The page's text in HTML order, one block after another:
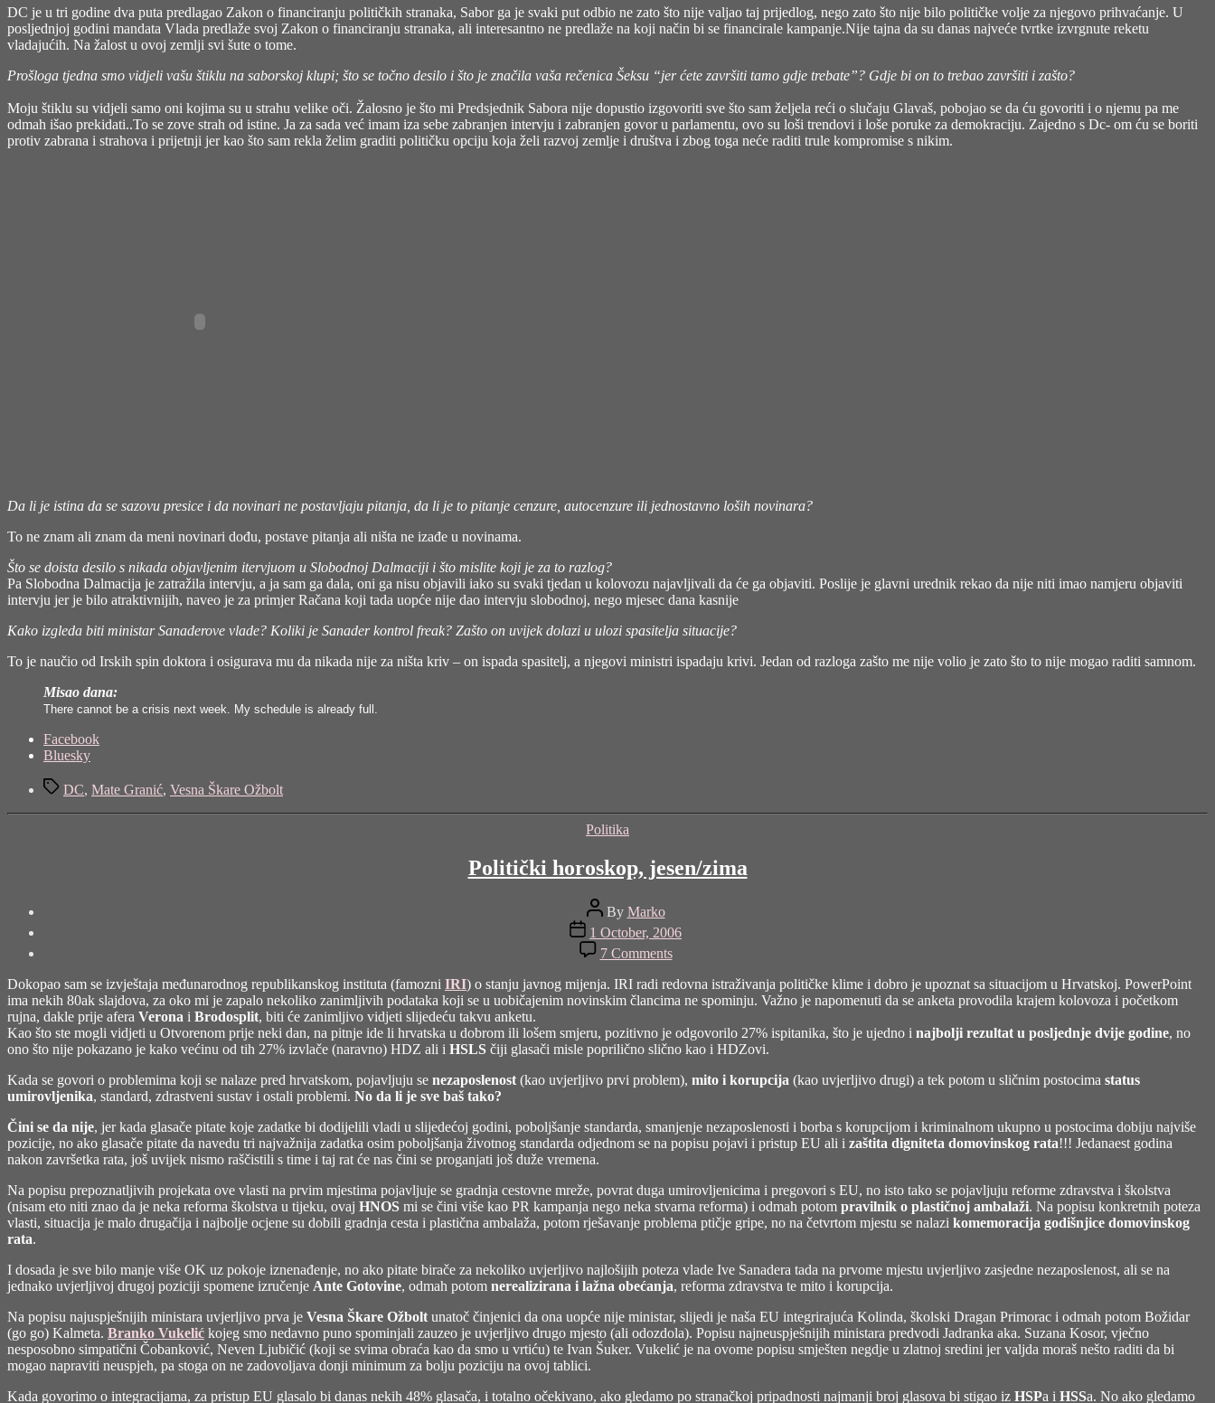
DC je u tri godine dva puta predlagao Zakon o financiranju političkih stranaka, Sabor ga je svaki put odbio ne zato što nije valjao taj prijedlog, nego zato što nije bilo političke volje za njegovo prihvaćanje. U
posljednjoj godini mandata Vlada predlaže svoj Zakon o financiranju stranaka, ali interesantno ne predlaže na koji način bi se financirale kampanje.Nije tajna da su danas najveće tvrtke izvrgnute reketu
vladajućih. Na žalost u ovoj zemlji svi šute o tome.
Prošloga tjedna smo vidjeli vašu štiklu na saborskoj klupi; što se točno desilo i što je značila vaša rečenica Šeksu “jer ćete završiti tamo gdje trebate”? Gdje bi on to trebao završiti i zašto?
Moju štiklu su vidjeli samo oni kojima su u strahu velike oči. Žalosno je što mi Predsjednik Sabora nije dopustio izgovoriti sve što sam željela reći o slučaju Glavaš, pobojao se da ću govoriti i o njemu pa me
odmah išao prekidati..To se zove strah od istine. Ja za sada već imam iza sebe zabranjen intervju i zabranjen govor u parlamentu, ovo su loši trendovi i loše poruke za demokraciju. Zajedno s Dc- om ću se boriti
protiv zabrana i strahova i prijetnji jer kao što sam rekla želim graditi političku opciju koja želi razvoj zemlje i društva i zbog toga neće raditi trule kompromise s nikim.
Da li je istina da se sazovu presice i da novinari ne postavljaju pitanja, da li je to pitanje cenzure, autocenzure ili jednostavno loših novinara?
To ne znam ali znam da meni novinari dođu, postave pitanja ali ništa ne izađe u novinama.
Što se doista desilo s nikada objavljenim itervjuom u Slobodnoj Dalmaciji i što mislite koji je za to razlog?
Pa Slobodna Dalmacija je zatražila intervju, a ja sam ga dala, oni ga nisu objavili iako su svaki tjedan u kolovozu najavljivali da će ga objaviti. Poslije je glavni urednik rekao da nije niti imao namjeru objaviti
intervju jer je bilo atraktivnijih, naveo je za primjer Račana koji tada uopće nije dao intervju slobodnoj, nego mjesec dana kasnije
Kako izgleda biti ministar Sanaderove vlade? Koliki je Sanader kontrol freak? Zašto on uvijek dolazi u ulozi spasitelja situacije?
To je naučio od Irskih spin doktora i osigurava mu da nikada nije za ništa kriv – on ispada spasitelj, a njegovi ministri ispadaju krivi. Jedan od razloga zašto me nije volio je zato što to nije mogao raditi samnom.
Misao dana:
There cannot be a crisis next week. My schedule is already full.
Share
"Vesna
Ožbolt:
kojima
velike
oči"
Facebook
Bluesky
TagsDC, Mate Granić, Vesna Škare Ožbolt
Categories
Politika
Politički horoskop, jesen/zima
Post
author
By Marko
Post
date
1 October, 2006
7 Commentson
Politički
horoskop,
jesen/zima
Dokopao sam se izvještaja međunarodnog republikanskog instituta (famozni IRI) o stanju javnog mijenja. IRI radi redovna istraživanja političke klime i dobro je upoznat sa situacijom u Hrvatskoj. PowerPoint
ima nekih 80ak slajdova, za oko mi je zapalo nekoliko zanimljivih podataka koji se u uobičajenim novinskim člancima ne spominju. Važno je napomenuti da se anketa provodila krajem kolovoza i početkom
rujna, dakle prije afera Verona i Brodosplit, biti će zanimljivo vidjeti slijedeću takvu anketu.
Kao što ste mogli vidjeti u Otvorenom prije neki dan, na pitnje ide li hrvatska u dobrom ili lošem smjeru, pozitivno je odgovorilo 27% ispitanika, što je ujedno i najbolji rezultat u posljednje dvije godine, no
ono što nije pokazano je kako većinu od tih 27% izvlače (naravno) HDZ ali i HSLS čiji glasači misle poprilično slično kao i HDZovi.
Kada se govori o problemima koji se nalaze pred hrvatskom, pojavljuju se nezaposlenost (kao uvjerljivo prvi problem), mito i korupcija (kao uvjerljivo drugi) a tek potom u sličnim postocima status
umirovljenika, standard, zdrastveni sustav i ostali problemi. No da li je sve baš tako?
Čini se da nije, jer kada glasače pitate koje zadatke bi dodijelili vladi u slijedećoj godini, poboljšanje standarda, smanjenje nezaposlenosti i borba s korupcijom i kriminalnom ukupno u postocima dobiju najviše
pozicije, no ako glasače pitate da navedu tri najvažnija zadatka osim poboljšanja životnog standarda odjednom se na popisu pojavi i pristup EU ali i zaštita digniteta domovinskog rata!!! Jedanaest godina
nakon završetka rata, još uvijek nismo raščistili s time i taj rat će nas čini se proganjati još duže vremena.
Na popisu prepoznatljivih projekata ove vlasti na prvim mjestima pojavljuje se gradnja cestovne mreže, povrat duga umirovljenicima i pregovori s EU, no isto tako se pojavljuju reforme zdravstva i školstva
(nisam eto niti znao da je neka reforma školstva u tijeku, ovaj HNOS mi se čini više kao PR kampanja nego neka stvarna reforma) i odmah potom pravilnik o plastičnoj ambalaži. Na popisu konkretnih poteza
vlasti, situacija je malo drugačija i najbolje ocjene su dobili gradnja cesta i plastična ambalaža, potom rješavanje problema ptičje gripe, no na četvrtom mjestu se nalazi komemoracija godišnjice domovinskog
rata.
I dosada je sve bilo manje više OK uz pokoje iznenađenje, no ako pitate birače za nekoliko uvjerljivo najlošijih poteza vlade Ive Sanadera tada na prvome mjestu uvjerljivo zasjedne nezaposlenost, ali se na
jednako uvjerljivoj drugoj poziciji spomene izručenje Ante Gotovine, odmah potom nerealizirana i lažna obećanja, reforma zdravstva te mito i korupcija.
Na popisu najuspješnijih ministara uvjerljivo prva je Vesna Škare Ožbolt unatoč činjenici da ona uopće nije ministar, slijedi je naša EU integrirajuća Kolinda, školski Dragan Primorac i odmah potom Božidar
(go go) Kalmeta. Branko Vukelić kojeg smo nedavno puno spominjali zauzeo je uvjerljivo drugo mjesto (ali odozdola). Popisu najneuspješnijih ministara predvodi Jadranka aka. Suzana Kosor, vječno
nesposobno simpatični Čobanković, Neven Ljubičić (koji se svima obraća kao da smo u vrtiću) te Ivan Šuker. Vukelić je na ovome popisu smješten negdje u zlatnoj sredini jer valjda moraš nešto raditi da bi
mogao napraviti neuspjeh, pa stoga on ne zadovoljava donji minimum za bolju poziciju na ovoj tablici.
Kada govorimo o integracijama, za pristup EU glasalo bi danas nekih 48% glasača, i totalno očekivano, ako gledamo po stranačkoj pripadnosti najmanji broj glasova bi stigao iz HSPa i HSSa. No ako gledamo